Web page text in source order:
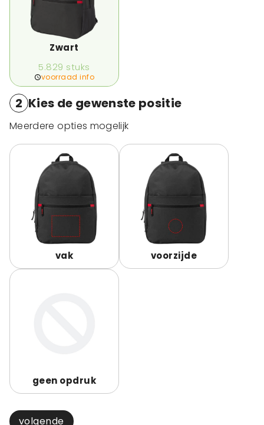
Zwart
5.829 stuks
voorraad info
2 Kies de gewenste positie
Meerdere opties mogelijk
vak voorzijde
geen opdruk
volgende